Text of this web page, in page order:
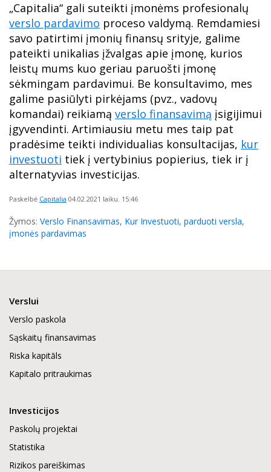
„Capitalia“ gali suteikti įmonėms profesionalų
verslo pardavimo proceso valdymą. Remdamiesi
savo patirtimi įmonių finansų srityje, galime
pateikti unikalias įžvalgas apie įmonę, kurios
leistų mums kuo geriau paruošti įmonę
sėkmingam pardavimui. Be konsultavimo, mes
galime pasiūlyti pirkėjams (pvz., vadovų
komandai) reikiamą verslo finansavimą įsigijimui
įgyvendinti. Artimiausiu metu mes taip pat
pradėsime teikti individualias konsultacijas, kur
investuoti tiek į vertybinius popierius, tiek ir į
alternatyvias investicijas.
Paskelbė Capitalia 04.02.2021 laiku. 15:46
Žymos: Verslo Finansavimas, Kur Investuoti, parduoti versla,
įmonės pardavimas
Verslui
Verslo paskola
Sąskaitų finansavimas
Riska kapitāls
Kapitalo pritraukimas
Investicijos
Paskolų projektai
Statistika
Rizikos pareiškimas